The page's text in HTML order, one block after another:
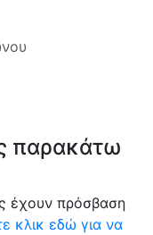
παρακάτω
έχουν πρόσβαση
κλικ εδώ για να